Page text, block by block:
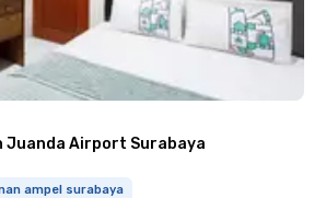
Juanda Airport Surabaya
ampel surabaya